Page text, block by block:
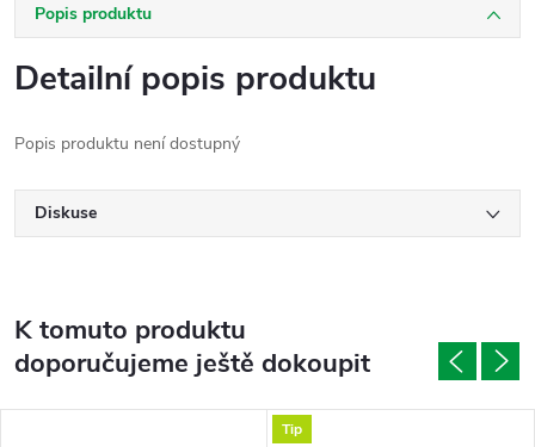
Popis produktu
Detailní popis produktu
Popis produktu není dostupný
Diskuse
K tomuto produktu
doporučujeme ještě dokoupit
Tip